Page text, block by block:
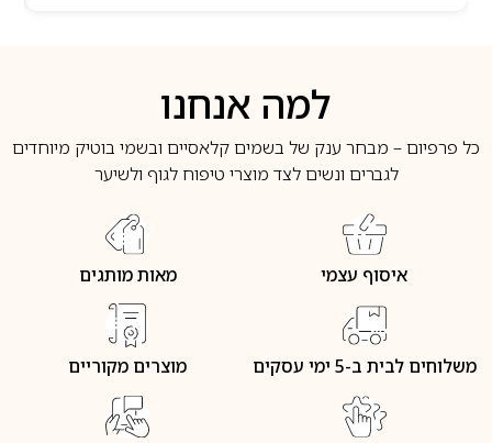
למה אנחנו
כל פרפיום – מבחר ענק של בשמים קלאסיים ובשמי בוטיק מיוחדים
לגברים ונשים לצד מוצרי טיפוח לגוף ולשיער
איסוף עצמי מאות מותגים
משלוחים לבית ב-5 ימי עסקים מוצרים מקוריים